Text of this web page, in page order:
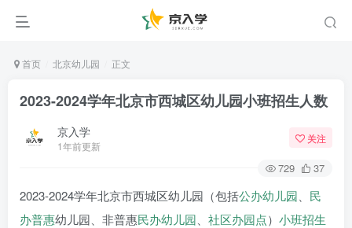
首页 北京幼儿园 正文
2023-2024学年北京市西城区幼儿园小班招生人数
京入学
1年前更新
关注
729 37
2023-2024学年北京市西城区幼儿园（包括公办幼儿园
民
办普惠幼儿园、非普惠民办幼儿园 社区办园点） 小班招生